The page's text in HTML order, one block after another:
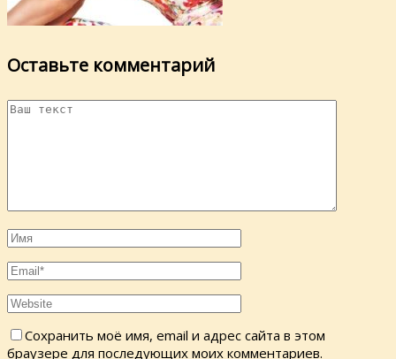
Оставьте комментарий
Сохранить моё имя, email и адрес сайта в этом
браузере для последующих моих комментариев.